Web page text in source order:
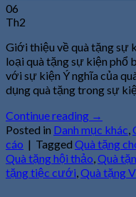
06
Th2
Giới thiệu về quà tặng sự
loại quà tặng sự kiện phổ
với sự kiện Ý nghĩa của
dụng quà tặng trong sự
Continue reading →
Posted in Danh mục khác,
cáo | Tagged Quà tặng
Quà tặng hội thảo,Quà
tặng tiệc cưới,Quà tặng